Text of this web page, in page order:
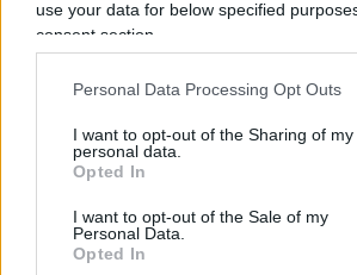
use your data for below specified
consent section.
Personal Data Processing Opt Outs
I want to opt-out of the Sharing of my
personal data.
Opted In
I want to opt-out of the Sale of my
Personal Data.
Opted In
democratici, nel suo invocare
grottesco mavagamente
da uno che con ogni evidenza tira
al Putin della situazione. Ma parla
né sottoscritto. Non l’ha visto
davanti al Tribunale dei ministri